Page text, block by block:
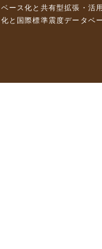
ベース化と共有型拡張・
化と国際標準震度データ